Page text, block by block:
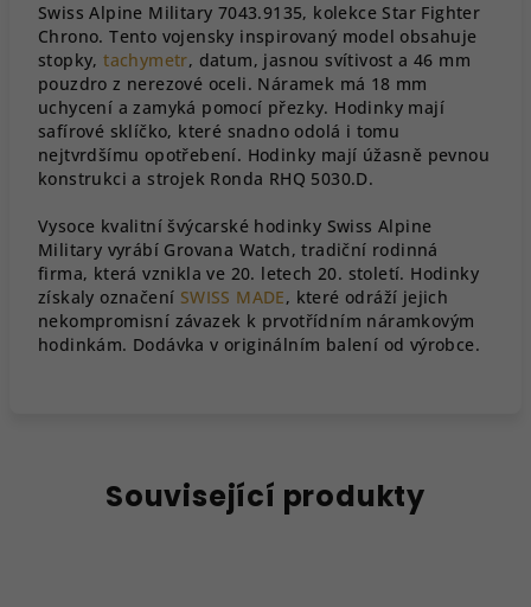
Swiss Alpine Military 7043.9135, kolekce Star Fighter
Chrono. Tento vojensky inspirovaný model obsahuje
stopky,tachymetr, datum, jasnou svítivost a 46 mm
pouzdro z nerezové oceli. Náramek má 18 mm
uchycení a zamyká pomocí přezky. Hodinky mají
safírové sklíčko, které snadno odolá i tomu
nejtvrdšímu opotřebení. Hodinky mají úžasně pevnou
konstrukci a strojek Ronda RHQ 5030.D.
Vysoce kvalitní švýcarské hodinky Swiss Alpine
Military vyrábí Grovana Watch, tradiční rodinná
firma, která vznikla ve 20. letech 20. století. Hodinky
získaly označení SWISS MADE, které odráží jejich
nekompromisní závazek k prvotřídním náramkovým
hodinkám. Dodávka v originálním balení od výrobce.
Související produkty